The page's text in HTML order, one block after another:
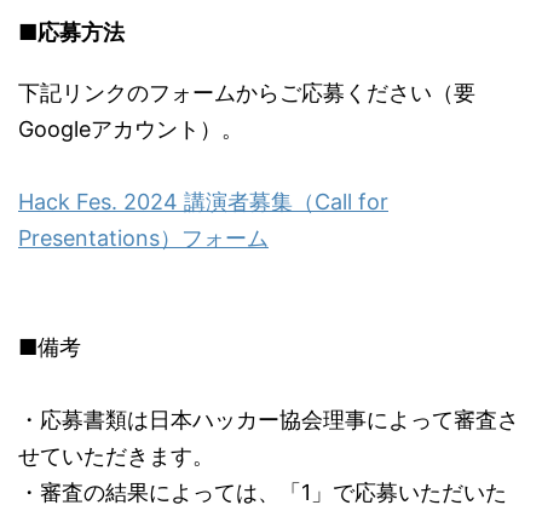
■応募方法
下記リンクのフォームからご応募ください（要
Googleアカウント）。
Hack Fes. 2024 講演者募集（Call for
Presentations）フォーム
■備考
・応募書類は日本ハッカー協会理事によって審査さ
せていただきます。
・審査の結果によっては、「1」で応募いただいた